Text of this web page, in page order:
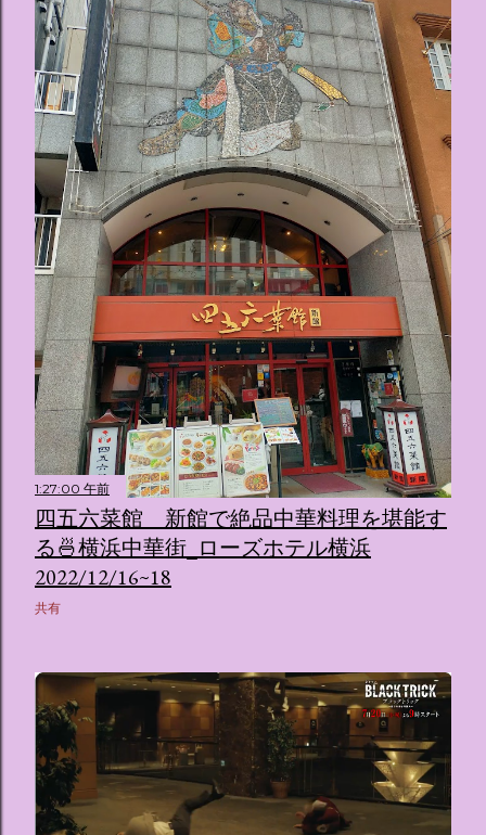
1:27:00 午前
四五六菜館 新館で絶品中華料理を堪能す
る🍜横浜中華街_ローズホテル横浜
2022/12/16~18
共有